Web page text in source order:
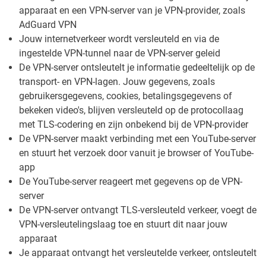
apparaat en een VPN-server van je VPN-provider, zoals
AdGuard VPN
Jouw internetverkeer wordt versleuteld en via de
ingestelde VPN-tunnel naar de VPN-server geleid
De VPN-server ontsleutelt je informatie gedeeltelijk op de
transport- en VPN-lagen. Jouw gegevens, zoals
gebruikersgegevens, cookies, betalingsgegevens of
bekeken video's, blijven versleuteld op de protocollaag
met TLS-codering en zijn onbekend bij de VPN-provider
De VPN-server maakt verbinding met een YouTube-server
en stuurt het verzoek door vanuit je browser of YouTube-
app
De YouTube-server reageert met gegevens op de VPN-
server
De VPN-server ontvangt TLS-versleuteld verkeer, voegt de
VPN-versleutelingslaag toe en stuurt dit naar jouw
apparaat
Je apparaat ontvangt het versleutelde verkeer, ontsleutelt